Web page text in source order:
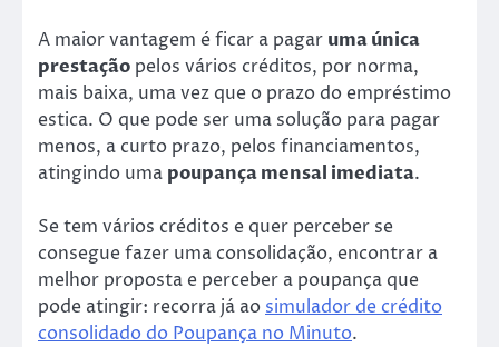
A maior vantagem é ficar a pagar uma única
prestação pelos vários créditos, por norma,
mais baixa, uma vez que o prazo do empréstimo
estica. O que pode ser uma solução para pagar
menos, a curto prazo, pelos financiamentos,
atingindo uma poupança mensal imediata.
Se tem vários créditos e quer perceber se
consegue fazer uma consolidação, encontrar a
melhor proposta e perceber a poupança que
pode atingir: recorra já ao simulador de crédito
consolidado do Poupança no Minuto.